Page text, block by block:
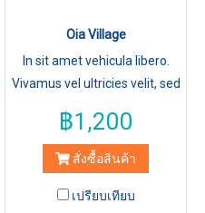
Oia Village
In sit amet vehicula libero.
Vivamus vel ultricies velit, sed
฿1,200
สั่งซื้อสินค้า
เปรียบเทียบ